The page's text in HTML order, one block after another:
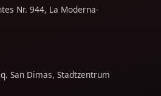
Nr. 944, La Moderna-
San Dimas, Stadtzentrum